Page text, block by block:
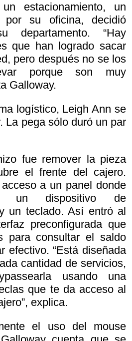
estacionamiento, un
su oficina, decidió
departamento. “Hay
que han logrado sacar
pero después no se los
porque son muy
Galloway.
logístico, Leigh Ann se
La pega sólo duró un par
fue remover la pieza
el frente del cajero.
a un panel donde
un dispositivo de
un teclado. Así entró al
preconfigurada que
para consultar el saldo
efectivo. “Está diseñada
cantidad de servicios,
usando una
que te da acceso al
explica.
el uso del mouse